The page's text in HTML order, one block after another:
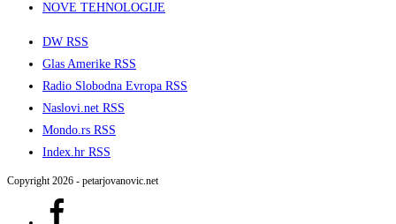
NOVE TEHNOLOGIJE
DW RSS
Glas Amerike RSS
Radio Slobodna Evropa RSS
Naslovi.net RSS
Mondo.rs RSS
Index.hr RSS
Copyright 2026 - petarjovanovic.net